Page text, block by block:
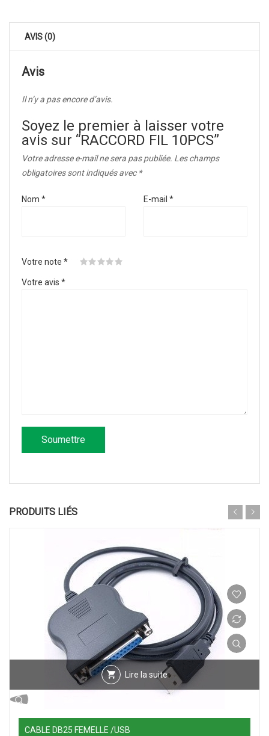
AVIS (0)
Avis
Il n’y a pas encore d’avis.
Soyez le premier à laisser votre
avis sur “RACCORD FIL 10PCS”
Votre adresse e-mail ne sera pas publiée. Les champs
obligatoires sont indiqués avec *
Nom * E-mail *
Votre note *
Votre avis *
PRODUITS LIÉS
Lire la suite
CABLE DB25 FEMELLE /USB